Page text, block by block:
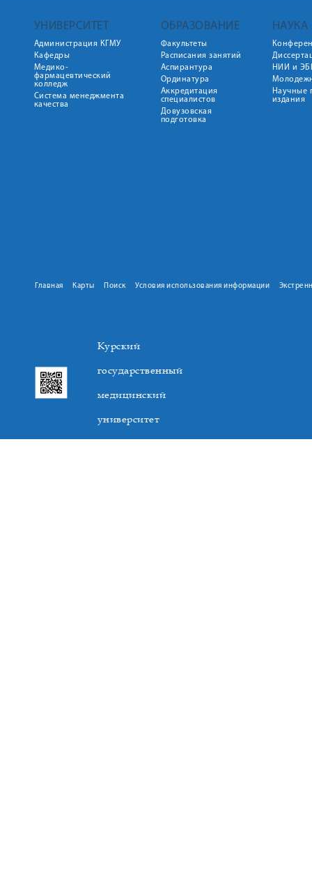
УНИВЕРСИТЕТ
Администрация КГМУ
Кафедры
Медико-
фармацевтический
колледж
Система менеджмента
качества
ОБРАЗОВАНИЕ
Факультеты
Расписания занятий
Аспирантура
Ординатура
Аккредитация
специалистов
Довузовская
подготовка
НАУКА
НИИ и
Научные
издания
Главная Карты Поиск Условия использования информации
Курский
государственный
медицинский
университет